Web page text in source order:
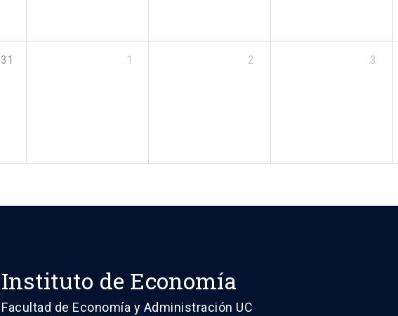
31 1 2 3
Instituto de Economía
Facultad de Economía y Administración UC